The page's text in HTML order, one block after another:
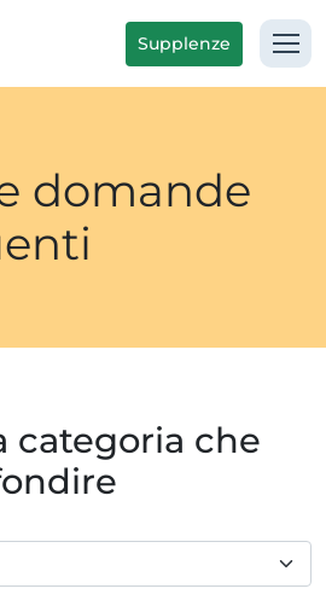
Supplenze
domande
categoria che